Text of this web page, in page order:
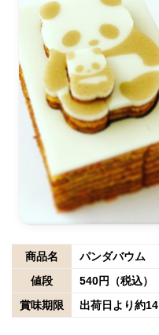
商品名
パンダバウム
値段
540円（税込）
賞味期限
出荷日より約14